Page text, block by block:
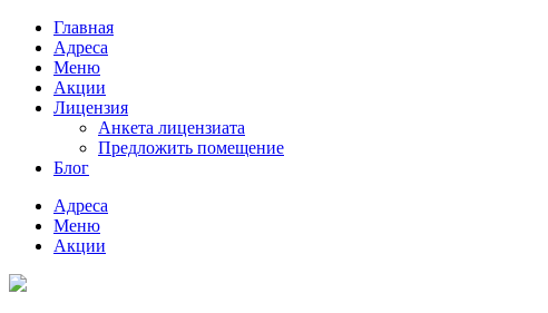
Главная
Адреса
Меню
Акции
Лицензия
Анкета лицензиата
Предложить помещение
Блог
Адреса
Меню
Акции